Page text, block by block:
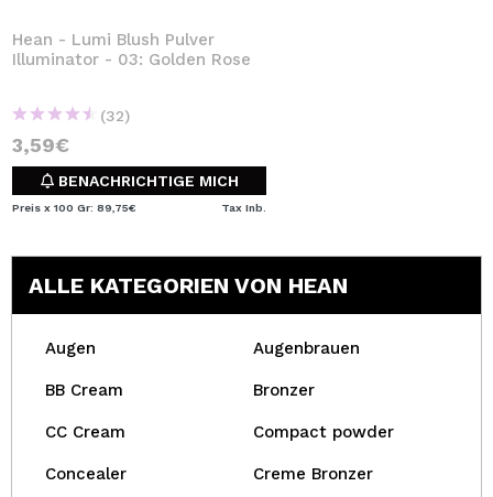
Hean - Lumi Blush Pulver
Illuminator - 03: Golden Rose
(32)
3,59€
BENACHRICHTIGE MICH
Preis x 100 Gr: 89,75€ Tax Inb.
ALLE KATEGORIEN VON HEAN
Augen Augenbrauen
BB Cream Bronzer
CC Cream Compact powder
Concealer Creme Bronzer